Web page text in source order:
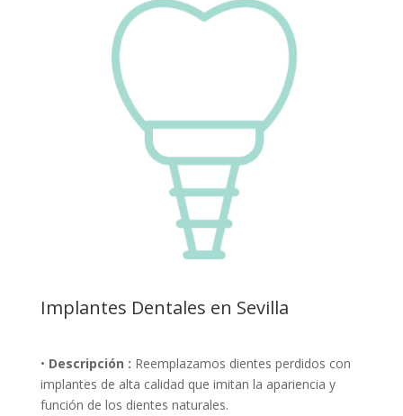
Implantes Dentales en Sevilla
• Descripción : Reemplazamos dientes perdidos con
implantes de alta calidad que imitan la apariencia y
función de los dientes naturales.